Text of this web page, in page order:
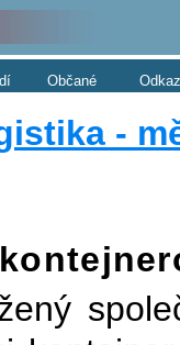
Občané
-